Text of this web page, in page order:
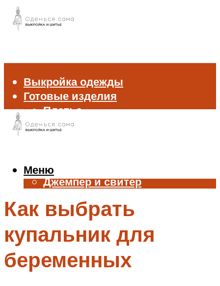
Выкройка одежды
Готовые изделия
Платье
Брюки
Жилет
Джемпер и свитер
Аксессуары
Меню
Меню
Как выбрать
купальник для
беременных